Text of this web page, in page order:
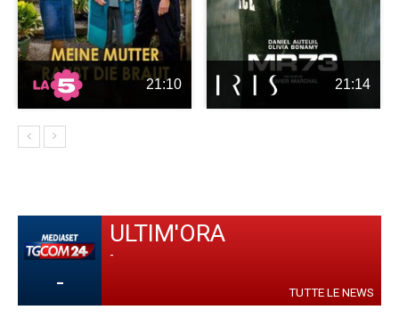
21:10 21:14
-
ULTIM'ORA
-
TUTTE LE NEWS